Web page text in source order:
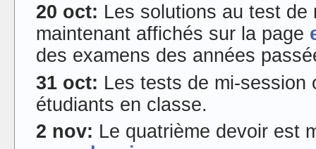
20 oct: Les solutions au test de
maintenant affichés sur la page
des examens des années
31 oct: Les tests de mi-session
étudiants en classe.
2 nov: Le quatrième devoir est